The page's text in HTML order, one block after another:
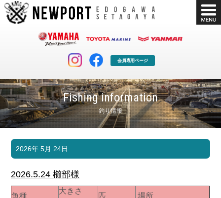
会員専用ページ
Fishing information
釣り情報
マリンクラブ
マリンライフを堪能したい！
ボート販売
ボート免許
長年の実績と信頼！
2026年 5月 24日
2026.5.24 櫛部様
魚種
大きさ
匹
場所